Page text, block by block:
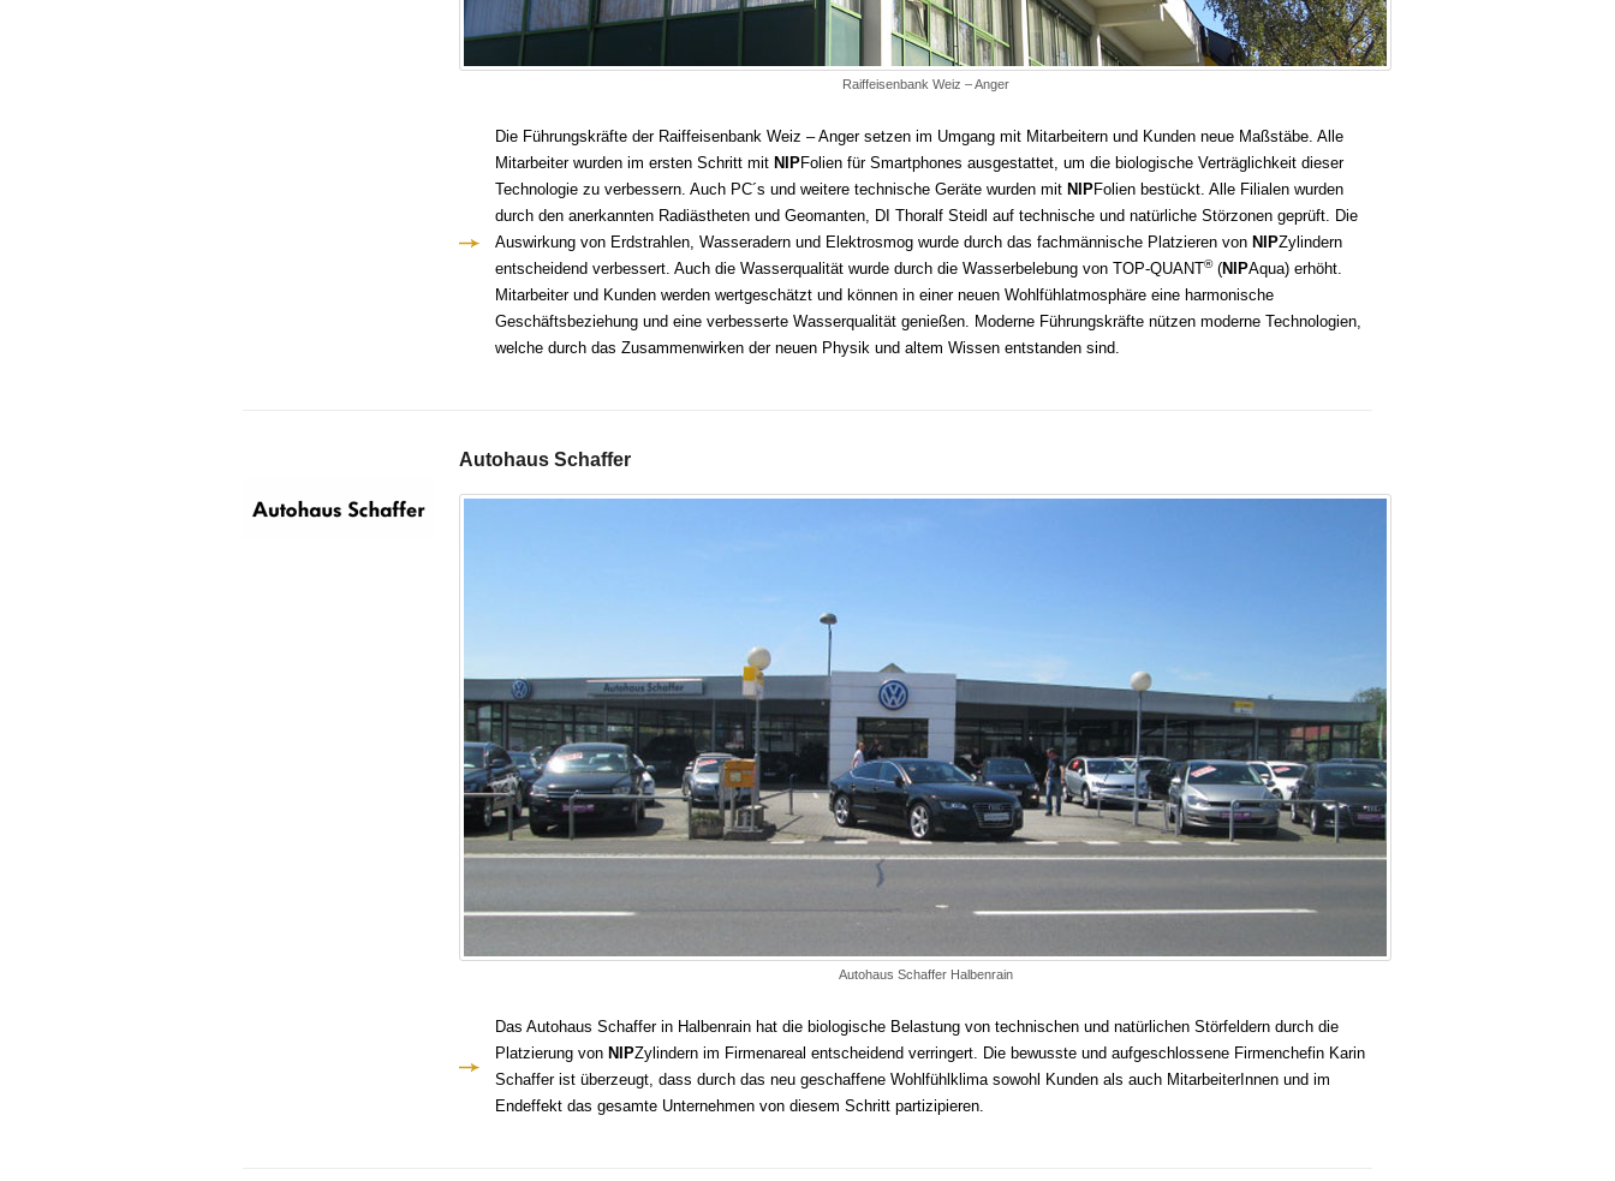
Raiffeisenbank Weiz – Anger
Die Führungskräfte der Raiffeisenbank Weiz – Anger setzen im Umgang mit Mitarbeitern und Kunden neue Maßstäbe. Alle
Mitarbeiter wurden im ersten Schritt mit NIPFolien für Smartphones ausgestattet, um die biologische Verträglichkeit dieser
Technologie zu verbessern. Auch PC´s und weitere technische Geräte wurden mit NIPFolien bestückt. Alle Filialen wurden
durch den anerkannten Radiästheten und Geomanten, DI Thoralf Steidl auf technische und natürliche Störzonen geprüft. Die
Auswirkung von Erdstrahlen, Wasseradern und Elektrosmog wurde durch das fachmännische Platzieren von NIPZylindern
entscheidend verbessert. Auch die Wasserqualität wurde durch die Wasserbelebung von TOP-QUANT®(NIPAqua) erhöht.
Mitarbeiter und Kunden werden wertgeschätzt und können in einer neuen Wohlfühlatmosphäre eine harmonische
Geschäftsbeziehung und eine verbesserte Wasserqualität genießen. Moderne Führungskräfte nützen moderne Technologien,
welche durch das Zusammenwirken der neuen Physik und altem Wissen entstanden sind.
Autohaus Schaffer
Autohaus Schaffer Halbenrain
Das Autohaus Schaffer in Halbenrain hat die biologische Belastung von technischen und natürlichen Störfeldern durch die
Platzierung von NIPZylindern im Firmenareal entscheidend verringert. Die bewusste und aufgeschlossene Firmenchefin Karin
Schaffer ist überzeugt, dass durch das neu geschaffene Wohlfühlklima sowohl Kunden als auch MitarbeiterInnen und im
Endeffekt das gesamte Unternehmen von diesem Schritt partizipieren.